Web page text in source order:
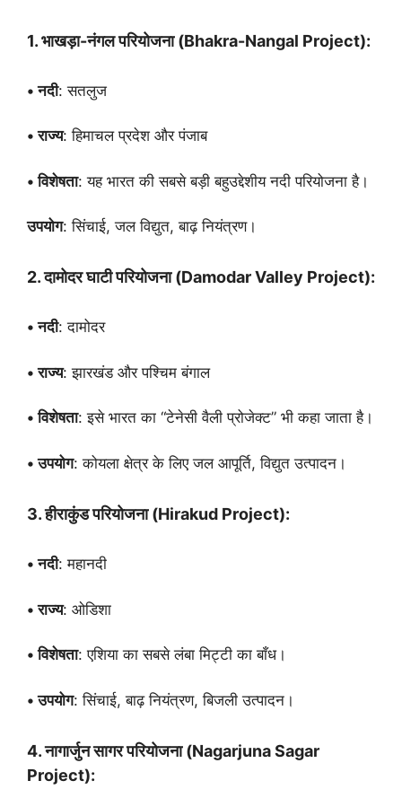
1. भाखड़ा-नंगल परियोजना (Bhakra-Nangal Project):
• नदी: सतलुज
• राज्य: हिमाचल प्रदेश और पंजाब
• विशेषता: यह भारत की सबसे बड़ी बहुउद्देशीय नदी परियोजना है।
उपयोग: सिंचाई, जल विद्युत, बाढ़ नियंत्रण।
2. दामोदर घाटी परियोजना (Damodar Valley Project):
• नदी: दामोदर
• राज्य: झारखंड और पश्चिम बंगाल
• विशेषता: इसे भारत का “टेनेसी वैली प्रोजेक्ट” भी कहा जाता है।
• उपयोग: कोयला क्षेत्र के लिए जल आपूर्ति, विद्युत उत्पादन।
3. हीराकुंड परियोजना (Hirakud Project):
• नदी: महानदी
• राज्य: ओडिशा
• विशेषता: एशिया का सबसे लंबा मिट्टी का बाँध।
• उपयोग: सिंचाई, बाढ़ नियंत्रण, बिजली उत्पादन।
4. नागार्जुन सागर परियोजना (Nagarjuna Sagar
Project):